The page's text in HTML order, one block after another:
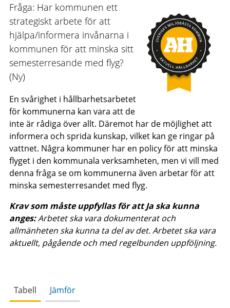
Fråga: Har kommunen ett
strategiskt arbete för att
hjälpa/informera invånarna i
kommunen för att minska sitt
semesterresande med flyg?
(Ny)
En svårighet i hållbarhetsarbetet
för kommunerna kan vara att de
inte är rådiga över allt. Däremot har de möjlighet att
informera och sprida kunskap, vilket kan ge ringar på
vattnet. Några kommuner har en policy för att minska
flyget i den kommunala verksamheten, men vi vill med
denna fråga se om kommunerna även arbetar för att
minska semesterresandet med flyg.
Krav som måste uppfyllas för att Ja ska kunna
anges:Arbetet ska vara dokumenterat och
allmänheten ska kunna ta del av det. Arbetet ska vara
aktuellt, pågående och med regelbunden uppföljning.
Tabell Jämför